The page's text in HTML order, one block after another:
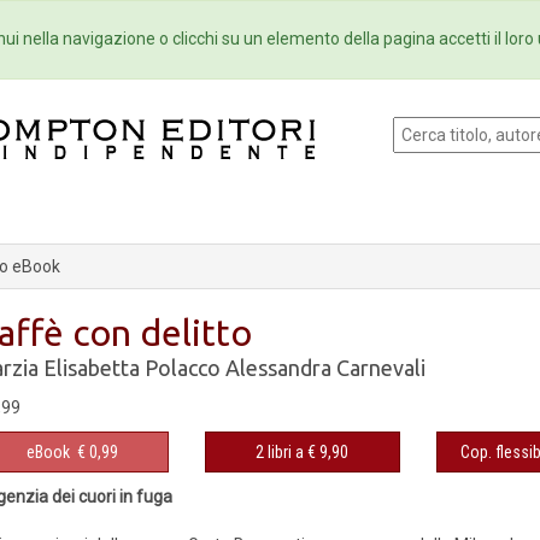
Eventi Collane Newsletter
eBook
con delitto
Elisabetta Polacco Alessandra Carnevali
eBook € 0,99 2 libri a € 9,90 Cop.
dei cuori in fuga
nella navigazione o clicchi su un elemento della pagina accetti il